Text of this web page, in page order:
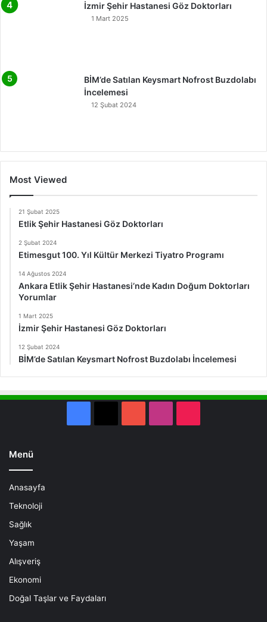
İzmir Şehir Hastanesi Göz Doktorları
1 Mart 2025
BİM’de Satılan Keysmart Nofrost Buzdolabı
İncelemesi
12 Şubat 2024
Most Viewed
21 Şubat 2025
Etlik Şehir Hastanesi Göz Doktorları
2 Şubat 2024
Etimesgut 100. Yıl Kültür Merkezi Tiyatro Programı
14 Ağustos 2024
Ankara Etlik Şehir Hastanesi’nde Kadın Doğum Doktorları
Yorumlar
1 Mart 2025
İzmir Şehir Hastanesi Göz Doktorları
12 Şubat 2024
BİM’de Satılan Keysmart Nofrost Buzdolabı İncelemesi
Menü
Anasayfa
Teknoloji
Sağlık
Yaşam
Alışveriş
Ekonomi
Doğal Taşlar ve Faydaları